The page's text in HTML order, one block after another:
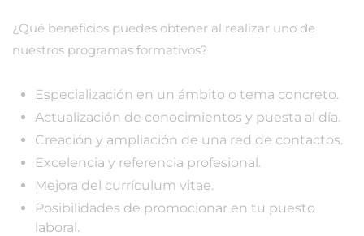
¿Qué beneficios puedes obtener al realizar uno de
nuestros programas formativos?
Especialización en un ámbito o tema concreto.
Actualización de conocimientos y puesta al día.
Creación y ampliación de una red de contactos.
Excelencia y referencia profesional.
Mejora del currículum vitae.
Posibilidades de promocionar en tu puesto
laboral.